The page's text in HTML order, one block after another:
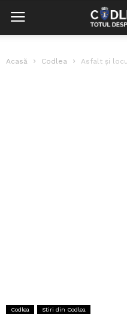
Acasă Codlea Asfalt și
Codlea Stiri din Codlea